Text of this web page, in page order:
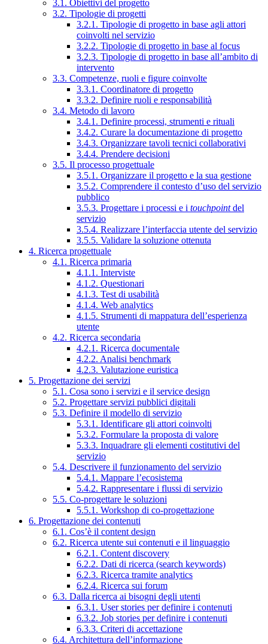
3.1. Obiettivi del progetto
3.2. Tipologie di progetti
3.2.1. Tipologie di progetto in base agli attori
coinvolti nel servizio
3.2.2. Tipologie di progetto in base al focus
3.2.3. Tipologie di progetto in base all’ambito di
intervento
3.3. Competenze, ruoli e figure coinvolte
3.3.1. Coordinatore di progetto
3.3.2. Definire ruoli e responsabilità
3.4. Metodo di lavoro
3.4.1. Definire processi, strumenti e rituali
3.4.2. Curare la documentazione di progetto
3.4.3. Organizzare tavoli tecnici collaborativi
3.4.4. Prendere decisioni
3.5. Il processo progettuale
3.5.1. Organizzare il progetto e la sua gestione
3.5.2. Comprendere il contesto d’uso del servizio
pubblico
3.5.3. Progettare i processi e i touchpointdel
servizio
3.5.4. Realizzare l’interfaccia utente del servizio
3.5.5. Validare la soluzione ottenuta
4. Ricerca progettuale
4.1. Ricerca primaria
4.1.1. Interviste
4.1.2. Questionari
4.1.3. Test di usabilità
4.1.4. Web analytics
4.1.5. Strumenti di mappatura dell’esperienza
utente
4.2. Ricerca secondaria
4.2.1. Ricerca documentale
4.2.2. Analisi benchmark
4.2.3. Valutazione euristica
5. Progettazione dei servizi
5.1. Cosa sono i servizi e il service design
5.2. Progettare servizi pubblici digitali
5.3. Definire il modello di servizio
5.3.1. Identificare gli attori coinvolti
5.3.2. Formulare la proposta di valore
5.3.3. Inquadrare gli elementi costitutivi del
servizio
5.4. Descrivere il funzionamento del servizio
5.4.1. Mappare l’ecosistema
5.4.2. Rappresentare i flussi di servizio
5.5. Co-progettare le soluzioni
5.5.1. Workshop di co-progettazione
6. Progettazione dei contenuti
6.1. Cos’è il content design
6.2. Ricerca utente sui contenuti e il linguaggio
6.2.1. Content discovery
6.2.2. Dati di ricerca (search keywords)
6.2.3. Ricerca tramite analytics
6.2.4. Ricerca sui forum
6.3. Dalla ricerca ai bisogni degli utenti
6.3.1. User stories per definire i contenuti
6.3.2. Job stories per definire i contenuti
6.3.3. Criteri di accettazione
6.4. Architettura dell’informazione